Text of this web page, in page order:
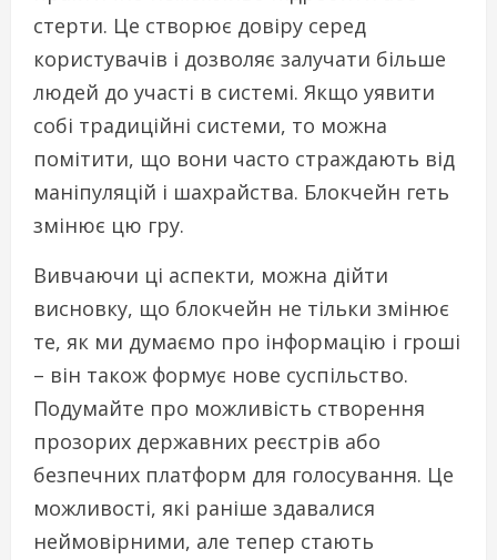
стерти. Це створює довіру серед
користувачів і дозволяє залучати більше
людей до участі в системі. Якщо уявити
собі традиційні системи, то можна
помітити, що вони часто страждають від
маніпуляцій і шахрайства. Блокчейн геть
змінює цю гру.
Вивчаючи ці аспекти, можна дійти
висновку, що блокчейн не тільки змінює
те, як ми думаємо про інформацію і гроші
– він також формує нове суспільство.
Подумайте про можливість створення
прозорих державних реєстрів або
безпечних платформ для голосування. Це
можливості, які раніше здавалися
неймовірними, але тепер стають